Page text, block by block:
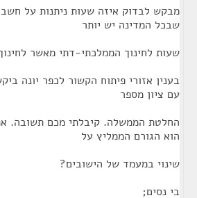
מבקש לבדוק איזה שעות ניתנות על
שבכל המדינה יש יותר
שעות לחינוך הממלכתי-דתי מאשר
בענין אזורי פיתוח הקשור לכפר יונה
עם ציון מספר
החלטת הממשלה. קיבלתי מכם תשובה.
הוא הגורם הממליץ על
שינוי במעמד של הישובים?
בי נסים;